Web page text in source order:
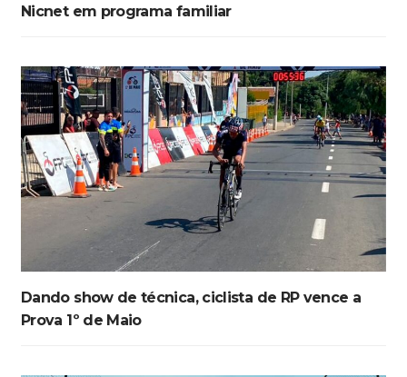
Nicnet em programa familiar
Dando show de técnica, ciclista de RP vence a
Prova 1º de Maio